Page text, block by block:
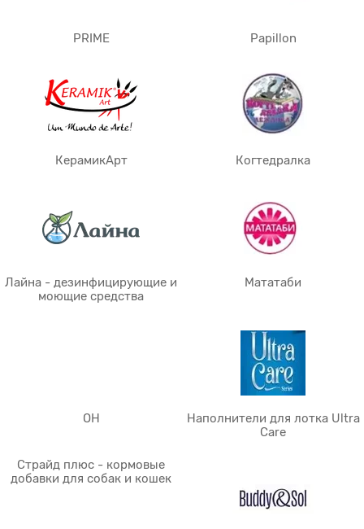
PRIME Papillon
КерамикАрт Когтедралка
Лайна - дезинфицирующие и
моющие средства
Мататаби
OH
Наполнители для лотка Ultra
Care
Страйд плюс - кормовые
добавки для собак и кошек